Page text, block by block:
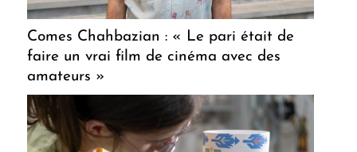
Comes Chahbazian : « Le pari était de
faire un vrai film de cinéma avec des
amateurs »